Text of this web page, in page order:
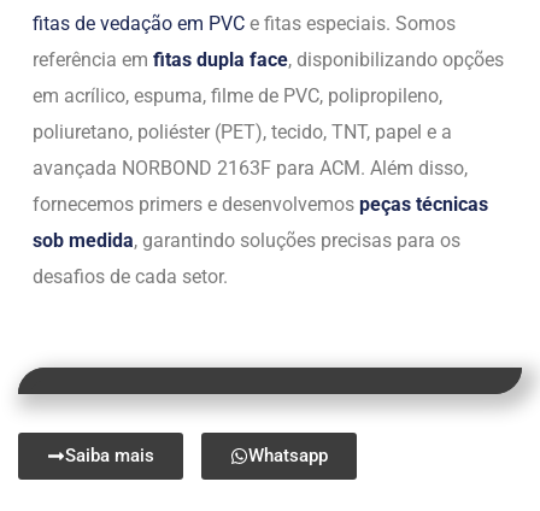
fitas de vedação em PVC e fitas especiais. Somos
referência em fitas dupla face, disponibilizando opções
em acrílico, espuma, filme de PVC, polipropileno,
poliuretano, poliéster (PET), tecido, TNT, papel e a
avançada NORBOND 2163F para ACM. Além disso,
fornecemos primers e desenvolvemos peças técnicas
sob medida, garantindo soluções precisas para os
desafios de cada setor.
Saiba mais Whatsapp